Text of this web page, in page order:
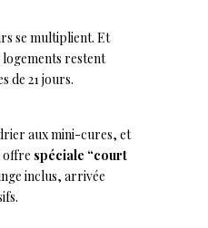
se multiplient. Et
restent
de 21 jours.
aux mini-cures, et
offre spéciale “court
inclus, arrivée